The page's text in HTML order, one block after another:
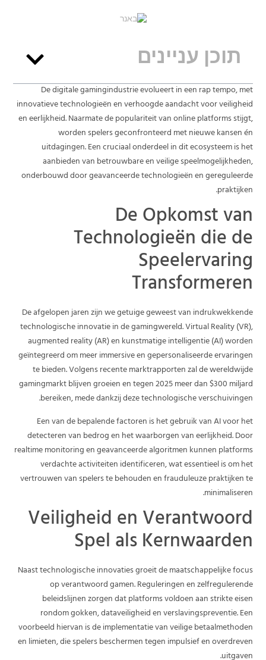
תוכן עניינים
De digitale gamingindustrie evolueert in een rap tempo, met
innovatieve technologieën en verhoogde aandacht voor veiligheid
en eerlijkheid. Naarmate de populariteit van online platforms stijgt,
worden spelers geconfronteerd met nieuwe kansen én
uitdagingen. Een cruciaal onderdeel in dit ecosysteem is het
aanbieden van betrouwbare en veilige speelmogelijkheden,
onderbouwd door geavanceerde technologieën en gereguleerde
praktijken.
De Opkomst van
Technologieën die de
Speelervaring
Transformeren
De afgelopen jaren zijn we getuige geweest van indrukwekkende
technologische innovatie in de gamingwereld. Virtual Reality (VR),
augmented reality (AR) en kunstmatige intelligentie (AI) worden
geïntegreerd om meer immersive en gepersonaliseerde ervaringen
te bieden. Volgens recente marktrapporten zal de wereldwijde
gamingmarkt blijven groeien en tegen 2025 meer dan $300 miljard
bereiken, mede dankzij deze technologische verschuivingen.
Een van de bepalende factoren is het gebruik van AI voor het
detecteren van bedrog en het waarborgen van eerlijkheid. Door
realtime monitoring en geavanceerde algoritmen kunnen platforms
verdachte activiteiten identificeren, wat essentieel is om het
vertrouwen van spelers te behouden en frauduleuze praktijken te
minimaliseren.
Veiligheid en Verantwoord
Spel als Kernwaarden
Naast technologische innovaties groeit de maatschappelijke focus
op verantwoord gamen. Reguleringen en zelfregulerende
beleidslijnen zorgen dat platforms voldoen aan strikte eisen
rondom gokken, dataveiligheid en verslavingspreventie. Een
voorbeeld hiervan is de implementatie van veilige betaalmethoden
en limieten, die spelers beschermen tegen impulsief en overdreven